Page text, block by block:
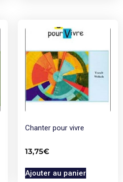
Chanter pour vivre
13,75€
Ajouter au panier